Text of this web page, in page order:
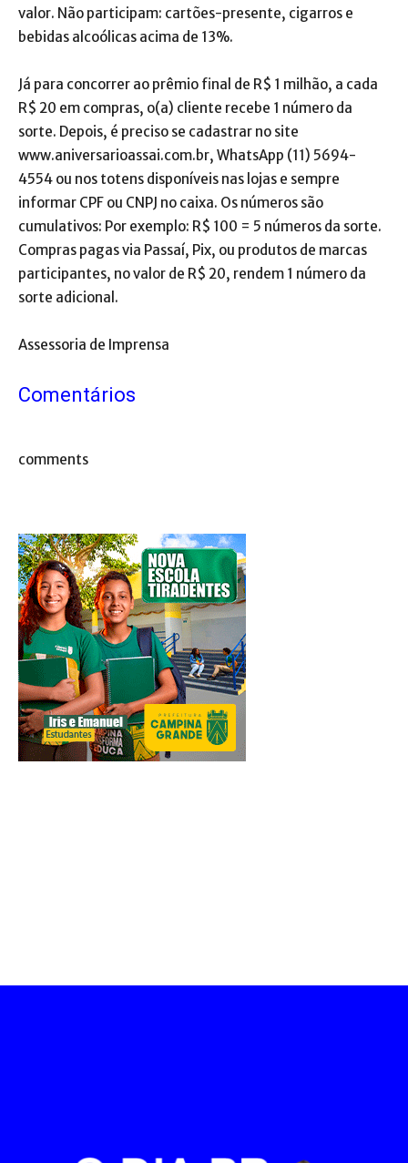
valor. Não participam: cartões-presente, cigarros e
bebidas alcoólicas acima de 13%.
Já para concorrer ao prêmio final de R$ 1 milhão, a cada
R$ 20 em compras, o(a) cliente recebe 1 número da
sorte. Depois, é preciso se cadastrar no site
www.aniversarioassai.com.br, WhatsApp (11) 5694-
4554 ou nos totens disponíveis nas lojas e sempre
informar CPF ou CNPJ no caixa. Os números são
cumulativos: Por exemplo: R$ 100 = 5 números da sorte.
Compras pagas via Passaí, Pix, ou produtos de marcas
participantes, no valor de R$ 20, rendem 1 número da
sorte adicional.
Assessoria de Imprensa
Comentários
comments